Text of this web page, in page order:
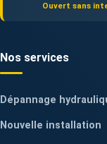
Ouvert sans
Nos services
Dépannage
Nouvelle installation